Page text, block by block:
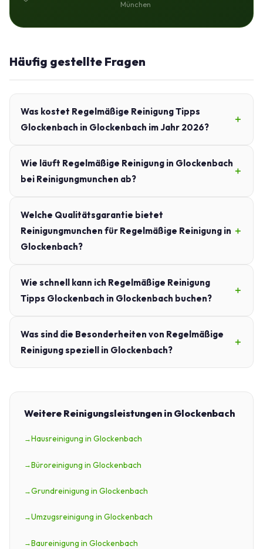
München
Häufig gestellte Fragen
Was kostet Regelmäßige Reinigung Tipps
Glockenbach in Glockenbach im Jahr 2026?
Wie läuft Regelmäßige Reinigung in Glockenbach
bei Reinigungmunchen ab?
Welche Qualitätsgarantie bietet
Reinigungmunchen für Regelmäßige Reinigung in
Glockenbach?
Wie schnell kann ich Regelmäßige Reinigung
Tipps Glockenbach in Glockenbach buchen?
Was sind die Besonderheiten von Regelmäßige
Reinigung speziell in Glockenbach?
Weitere Reinigungsleistungen in Glockenbach
Hausreinigung in Glockenbach
Büroreinigung in Glockenbach
Grundreinigung in Glockenbach
Umzugsreinigung in Glockenbach
Baureinigung in Glockenbach